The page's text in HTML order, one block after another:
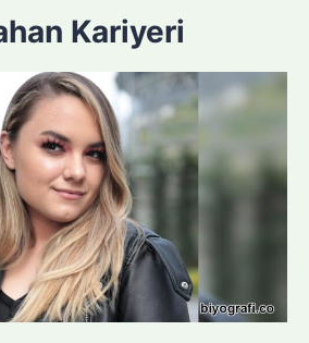
Kariyeri